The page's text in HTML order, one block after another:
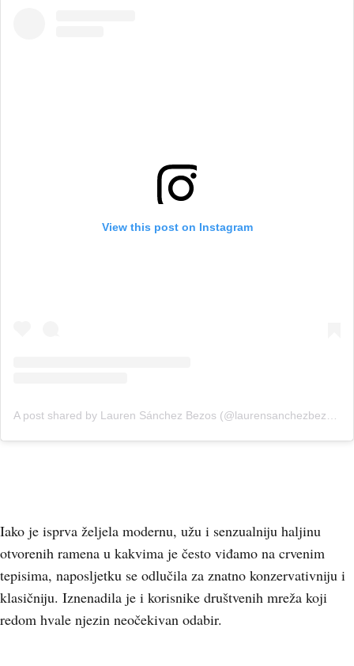
View this post on Instagram
Iako je isprva željela modernu, užu i senzualniju haljinu
otvorenih ramena u kakvima je često viđamo na crvenim
tepisima, naposljetku se odlučila za znatno konzervativniju i
klasičniju. Iznenadila je i korisnike društvenih mreža koji
redom hvale njezin neočekivan odabir.